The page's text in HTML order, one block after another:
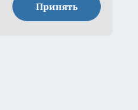
Принять